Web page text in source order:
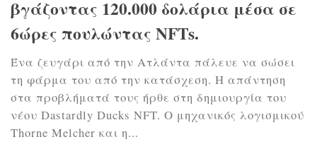
βγάζοντας 120.000 δολάρια μέσα σε
6ώρες πουλώντας NFTs.
Ένα ζευγάρι από την Ατλάντα πάλευε να σώσει
τη φάρμα του από την κατάσχεση. Η απάντηση
στα προβλήματά τους ήρθε στη δημιουργία του
νέου Dastardly Ducks NFT. Ο μηχανικός λογισμικού
Thorne Melcher και η...